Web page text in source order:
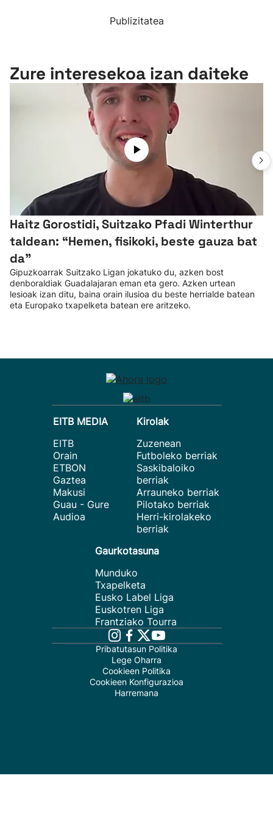
Publizitatea
Zure interesekoa izan daiteke
Haitz Gorostidi, Suitzako Pfadi Winterthur
taldean: “Hemen, fisikoki, beste gauza bat
da”
Gipuzkoarrak Suitzako Ligan jokatuko du, azken bost
denboraldiak Guadalajaran eman eta gero. Azken urtean
lesioak izan ditu, baina orain ilusioa du beste herrialde batean
eta Europako txapelketa batean ere aritzeko.
EITB MEDIA
EITB
Orain
ETBON
Gaztea
Makusi
Guau - Gure
Audioa
Kirolak
Zuzenean
Futboleko berriak
Saskibaloiko
berriak
Arrauneko berriak
Pilotako berriak
Herri-kirolakeko
berriak
Gaurkotasuna
Munduko
Txapelketa
Eusko Label Liga
Euskotren Liga
Frantziako Tourra
Pribatutasun Politika
Lege Oharra
Cookieen Politika
Cookieen Konfigurazioa
Harremana